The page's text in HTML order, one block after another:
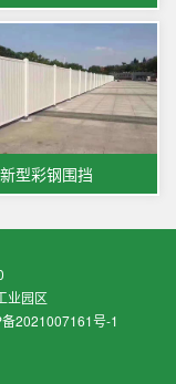
新型彩钢围挡
业园区
2021007161号-1